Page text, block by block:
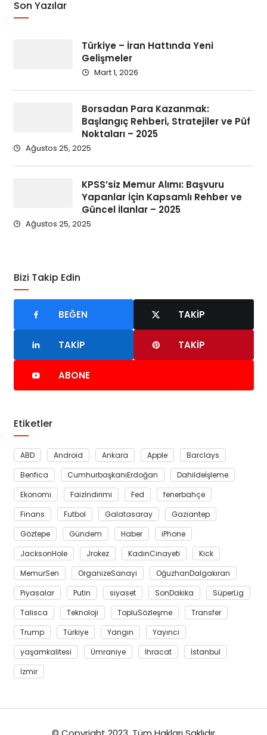
Son Yazılar
Türkiye – İran Hattında Yeni
Gelişmeler
Mart 1, 2026
Borsadan Para Kazanmak:
Başlangıç Rehberi, Stratejiler ve Püf
Noktaları – 2025
Ağustos 25, 2025
KPSS’siz Memur Alımı: Başvuru
Yapanlar İçin Kapsamlı Rehber ve
Güncel İlanlar – 2025
Ağustos 25, 2025
Bizi Takip Edin
BEĞEN TAKIP
TAKIP TAKIP
ABONE
Etiketler
ABD Android Ankara Apple
Barclays
Benfica
CumhurbaşkanıErdoğan
Dahildeİşleme
Ekonomi
Faizİndirimi Fed
fenerbahçe
Finans
Futbol Galatasaray
Gaziantep
Göztepe
Gündem Haber
iPhone
JacksonHole
Jrokez KadınCinayeti
Kick
MemurSen
OrganizeSanayi
OğuzhanDalgakıran
Piyasalar
Putin siyaset SonDakika
SüperLig
Talisca
Teknoloji TopluSözleşme
Transfer
Trump
Türkiye Yangın
Yayıncı
yaşamkalitesi
Ümraniye İhracat
İstanbul
İzmir